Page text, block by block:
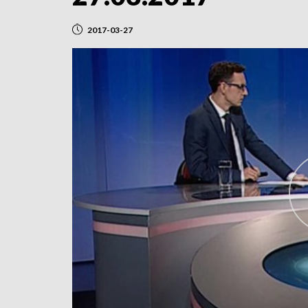
2017-03-27